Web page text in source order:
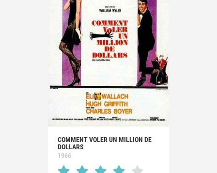
COMMENT VOLER UN MILLION DE
DOLLARS
1966